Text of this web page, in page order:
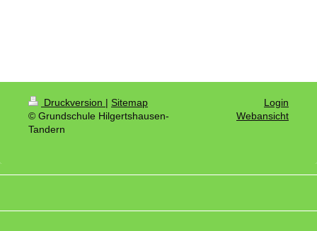
Druckversion | Sitemap
© Grundschule Hilgertshausen-
Tandern
Login
Webansicht